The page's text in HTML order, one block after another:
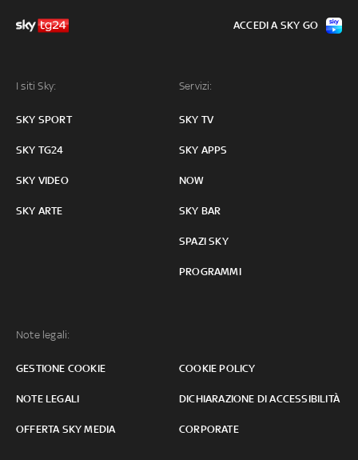
I siti Sky:
SKY SPORT
SKY TG24
SKY VIDEO
SKY ARTE
Servizi:
SKY TV
SKY APPS
NOW
SKY BAR
SPAZI SKY
PROGRAMMI
Note legali:
GESTIONE COOKIE COOKIE POLICY
NOTE LEGALI DICHIARAZIONE DI ACCESSIBILITÀ
OFFERTA SKY MEDIA CORPORATE
ACCEDI A SKY GO